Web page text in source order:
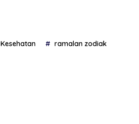
Kesehatan ramalan zodiak